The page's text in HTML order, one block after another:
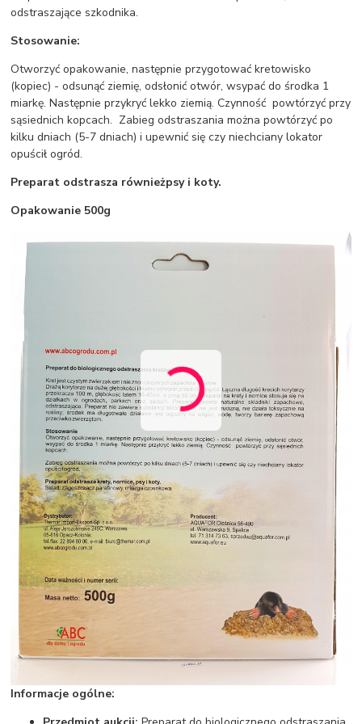
odstraszające szkodnika.
Stosowanie:
Otworzyć opakowanie, następnie przygotować kretowisko
(kopiec) - odsunąć ziemię, odsłonić otwór, wsypać do środka 1
miarkę. Następnie przykryć lekko ziemią. Czynność powtórzyć przy
sąsiednich kopcach. Zabieg odstraszania można powtórzyć po
kilku dniach (5-7 dniach) i upewnić się czy niechciany lokator
opuścił ogród.
Preparat odstrasza równieżpsy i koty.
Opakowanie 500g
Informacje ogólne: